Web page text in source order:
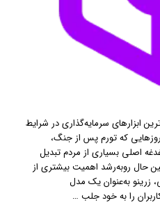
ابزارهای سرمایه‌گذاری در شرایط
که تورم پس از جنگ،
اصلی بسیاری از مردم تبدیل
حال رو‌به‌رشد اهمیت بیشتری از
زرینو به‌عنوان یک مدل
را به خود جلب …